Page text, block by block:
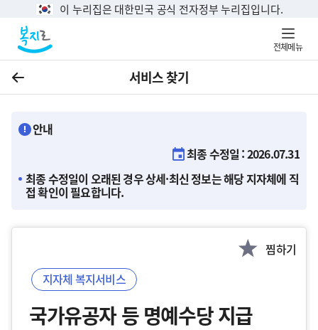
이 누리집은 대한민국 공식 전자정부 누리집입니다.
전체메뉴
이전 서비스 찾기
안내
최종 수정일 : 2026.07.31
최종 수정일이 오래된 경우 상세·최신 정보는 해당 지자체에 직
접 확인이 필요합니다.
찜하기
지자체 복지서비스
국가유공자 등 명예수당 지급